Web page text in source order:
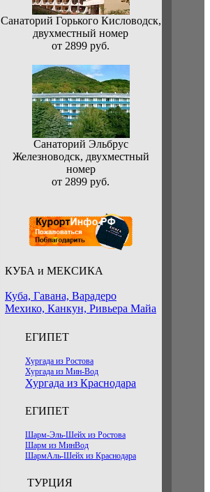
Санаторий Горького Кисловодск,
двухместный номер
от 2899 руб.
Санаторий Эльбрус
Железноводск, двухместный
номер
от 2899 руб.
КУБА и МЕКСИКА
Куба, Гавана, Варадеро
Мехико, Канкун, Ривьера Майа
ЕГИПЕТ
Хургада из Ростова
Хургада из Мин-Вод
Хургада из Краснодара
ЕГИПЕТ
Шарм-Эль-Шейх из Ростова
Шарм из МинВод
ШармАль-Шейх из Краснодара
ТУРЦИЯ